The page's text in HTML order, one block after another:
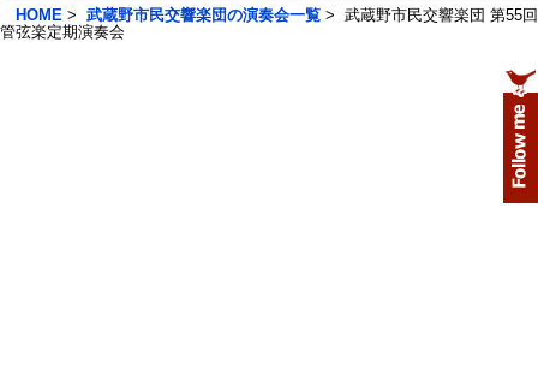
HOME > 武蔵野市民交響楽団の演奏会一覧 > 武蔵野市民交響楽団 第55回
管弦楽定期演奏会